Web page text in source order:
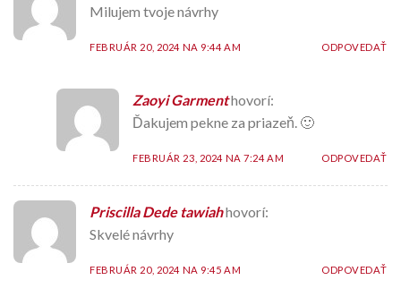
Milujem tvoje návrhy
FEBRUÁR 20, 2024 NA 9:44 AM ODPOVEDAŤ
Zaoyi Garmenthovorí:
Ďakujem pekne za priazeň. 🙂
FEBRUÁR 23, 2024 NA 7:24 AM ODPOVEDAŤ
Priscilla Dede tawiahhovorí:
Skvelé návrhy
FEBRUÁR 20, 2024 NA 9:45 AM ODPOVEDAŤ